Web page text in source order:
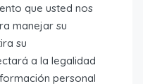
que usted nos
manejar su
su
a la legalidad
personal